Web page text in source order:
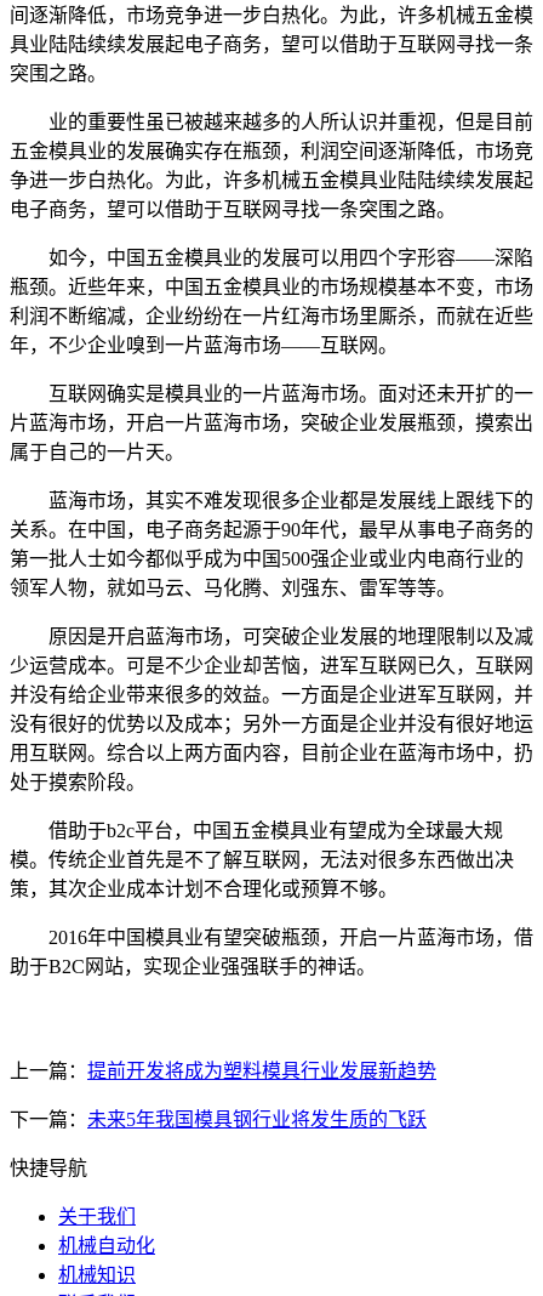
间逐渐降低，市场竞争进一步白热化。为此，许多机械五金模
具业陆陆续续发展起电子商务，望可以借助于互联网寻找一条
突围之路。
业的重要性虽已被越来越多的人所认识并重视，但是目前
五金模具业的发展确实存在瓶颈，利润空间逐渐降低，市场竞
争进一步白热化。为此，许多机械五金模具业陆陆续续发展起
电子商务，望可以借助于互联网寻找一条突围之路。
如今，中国五金模具业的发展可以用四个字形容——深陷
瓶颈。近些年来，中国五金模具业的市场规模基本不变，市场
利润不断缩减，企业纷纷在一片红海市场里厮杀，而就在近些
年，不少企业嗅到一片蓝海市场——互联网。
互联网确实是模具业的一片蓝海市场。面对还未开扩的一
片蓝海市场，开启一片蓝海市场，突破企业发展瓶颈，摸索出
属于自己的一片天。
蓝海市场，其实不难发现很多企业都是发展线上跟线下的
关系。在中国，电子商务起源于90年代，最早从事电子商务的
第一批人士如今都似乎成为中国500强企业或业内电商行业的
领军人物，就如马云、马化腾、刘强东、雷军等等。
原因是开启蓝海市场，可突破企业发展的地理限制以及减
少运营成本。可是不少企业却苦恼，进军互联网已久，互联网
并没有给企业带来很多的效益。一方面是企业进军互联网，并
没有很好的优势以及成本；另外一方面是企业并没有很好地运
用互联网。综合以上两方面内容，目前企业在蓝海市场中，扔
处于摸索阶段。
借助于b2c平台，中国五金模具业有望成为全球最大规
模。传统企业首先是不了解互联网，无法对很多东西做出决
策，其次企业成本计划不合理化或预算不够。
2016年中国模具业有望突破瓶颈，开启一片蓝海市场，借
助于B2C网站，实现企业强强联手的神话。
上一篇： 提前开发将成为塑料模具行业发展新趋势
下一篇： 未来5年我国模具钢行业将发生质的飞跃
快捷导航
关于我们
机械自动化
机械知识